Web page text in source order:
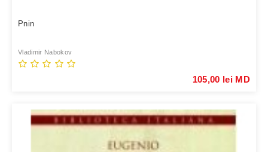
Pnin
Vladimir Nabokov
105,00 lei MD